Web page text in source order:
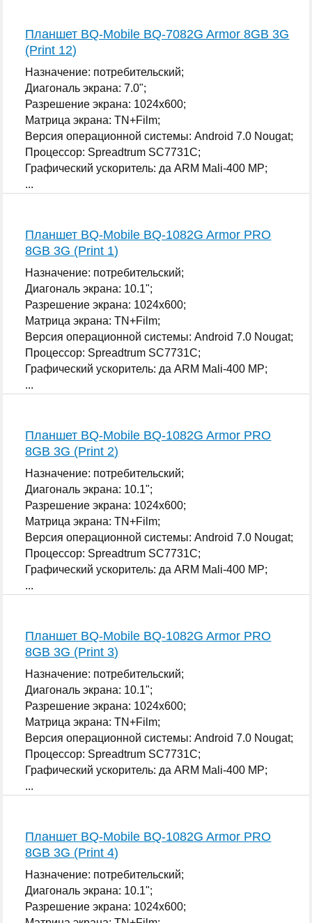
Планшет BQ-Mobile BQ-7082G Armor 8GB 3G
(Print 12)
Назначение: потребительский;
Диагональ экрана: 7.0";
Разрешение экрана: 1024x600;
Матрица экрана: TN+Film;
Версия операционной системы: Android 7.0 Nougat;
Процессор: Spreadtrum SC7731C;
Графический ускоритель: да ARM Mali-400 MP;
...
Планшет BQ-Mobile BQ-1082G Armor PRO
8GB 3G (Print 1)
Назначение: потребительский;
Диагональ экрана: 10.1";
Разрешение экрана: 1024x600;
Матрица экрана: TN+Film;
Версия операционной системы: Android 7.0 Nougat;
Процессор: Spreadtrum SC7731C;
Графический ускоритель: да ARM Mali-400 MP;
...
Планшет BQ-Mobile BQ-1082G Armor PRO
8GB 3G (Print 2)
Назначение: потребительский;
Диагональ экрана: 10.1";
Разрешение экрана: 1024x600;
Матрица экрана: TN+Film;
Версия операционной системы: Android 7.0 Nougat;
Процессор: Spreadtrum SC7731C;
Графический ускоритель: да ARM Mali-400 MP;
...
Планшет BQ-Mobile BQ-1082G Armor PRO
8GB 3G (Print 3)
Назначение: потребительский;
Диагональ экрана: 10.1";
Разрешение экрана: 1024x600;
Матрица экрана: TN+Film;
Версия операционной системы: Android 7.0 Nougat;
Процессор: Spreadtrum SC7731C;
Графический ускоритель: да ARM Mali-400 MP;
...
Планшет BQ-Mobile BQ-1082G Armor PRO
8GB 3G (Print 4)
Назначение: потребительский;
Диагональ экрана: 10.1";
Разрешение экрана: 1024x600;